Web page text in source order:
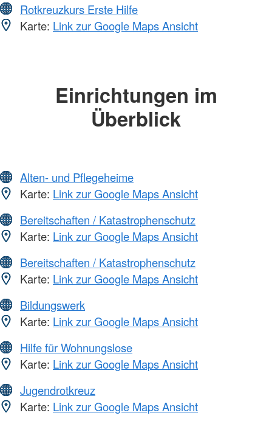
Rotkreuzkurs Erste Hilfe
Karte: Link zur Google Maps Ansicht
Einrichtungen im
Überblick
Alten- und Pflegeheime
Karte: Link zur Google Maps Ansicht
Bereitschaften / Katastrophenschutz
Karte: Link zur Google Maps Ansicht
Bereitschaften / Katastrophenschutz
Karte: Link zur Google Maps Ansicht
Bildungswerk
Karte: Link zur Google Maps Ansicht
Hilfe für Wohnungslose
Karte: Link zur Google Maps Ansicht
Jugendrotkreuz
Karte: Link zur Google Maps Ansicht